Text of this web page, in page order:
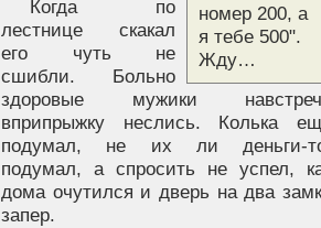
номер 200, а
я тебе 500".
Жду…
Когда по
лестнице скакал
его чуть не
сшибли. Больно
здоровые мужики
вприпрыжку неслись. Колька
подумал, не их ли деньги-
подумал, а спросить не успел,
дома очутился и дверь на два
запер.